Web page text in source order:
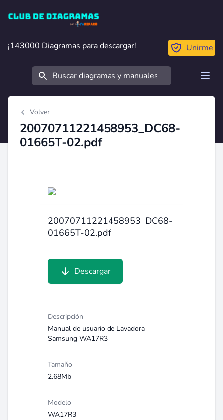
Club de Diagramas
¡143000 Diagramas para descargar!
¡143000 Diagramas para descargar! Unirme
Buscar
Volver
20070711221458953_DC68-
01665T-02.pdf
20070711221458953_DC68-
01665T-02.pdf
Descargar
Descripción
Manual de usuario de Lavadora
Samsung WA17R3
Tamaño
2.68Mb
Modelo
WA17R3